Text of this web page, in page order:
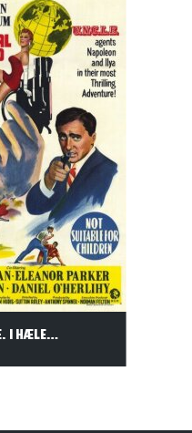
MED U.N.C.L.E. I HÆLENE